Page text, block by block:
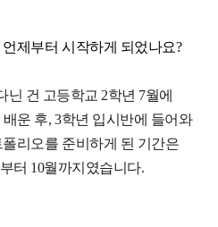
언제부터 시작하게 되었나요?
닌 건 고등학교 2학년 7월에
운 후, 3학년 입시반에 들어와
폴리오를 준비하게 된 기간은
터 10월까지였습니다.